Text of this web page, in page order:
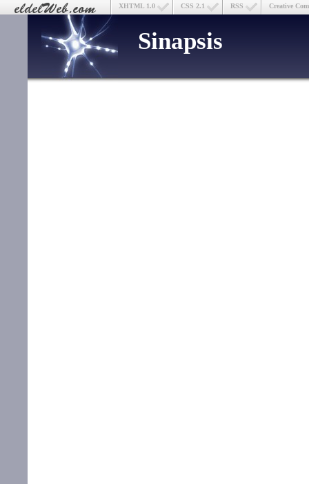
Creative
RSS
CSS 2.1
XHTML 1.0
Sinapsis